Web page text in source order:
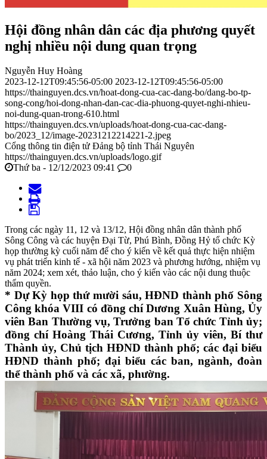
Hội đồng nhân dân các địa phương quyết
nghị nhiều nội dung quan trọng
Nguyễn Huy Hoàng
2023-12-12T09:45:56-05:00 2023-12-12T09:45:56-05:00
https://thainguyen.dcs.vn/hoat-dong-cua-cac-dang-bo/dang-bo-tp-
song-cong/hoi-dong-nhan-dan-cac-dia-phuong-quyet-nghi-nhieu-
noi-dung-quan-trong-610.html
https://thainguyen.dcs.vn/uploads/hoat-dong-cua-cac-dang-
bo/2023_12/image-20231212214221-2.jpeg
Cổng thông tin điện tử Đảng bộ tỉnh Thái Nguyên
https://thainguyen.dcs.vn/uploads/logo.gif
Thứ ba - 12/12/2023 09:41
0
Trong các ngày 11, 12 và 13/12, Hội đồng nhân dân thành phố
Sông Công và các huyện Đại Từ, Phú Bình, Đồng Hỷ tổ chức Kỳ
họp thường kỳ cuối năm để cho ý kiến về kết quả thực hiện nhiệm
vụ phát triển kinh tế - xã hội năm 2023 và phương hướng, nhiệm vụ
năm 2024; xem xét, thảo luận, cho ý kiến vào các nội dung thuộc
thẩm quyền.
* Dự Kỳ họp thứ mười sáu, HĐND thành phố Sông
Công khóa VIII có đồng chí Dương Xuân Hùng, Ủy
viên Ban Thường vụ, Trưởng ban Tổ chức Tỉnh ủy;
đồng chí Hoàng Thái Cương, Tỉnh ủy viên, Bí thư
Thành ủy, Chủ tịch HĐND thành phố; các đại biểu
HĐND thành phố; đại biểu các ban, ngành, đoàn
thể thành phố và các xã, phường.